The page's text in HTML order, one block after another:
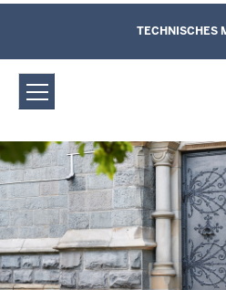
Amtsgericht
Austritte
Direkt zum Inhalt
Leichte Sprache,
und Kontaktformular
TECHNISCHES